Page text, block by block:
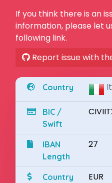
If you think there is an
information, please let
following link.
Report issue with
Country
BIC /
Swift
IBAN
Length
27
Country
EUR